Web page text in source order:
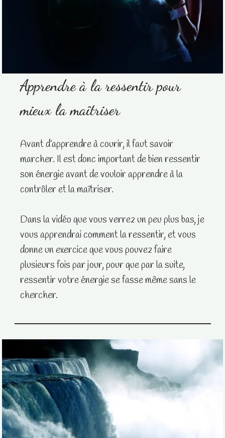
Apprendre à la ressentir pour
mieux la maîtriser
Avant d’apprendre à courir, il faut savoir
marcher. Il est donc important de bien ressentir
son énergie avant de vouloir apprendre à la
contrôler et la maîtriser.
Dans la vidéo que vous verrez un peu plus bas, je
vous apprendrai comment la ressentir, et vous
donne un exercice que vous pouvez faire
plusieurs fois par jour, pour que par la suite,
ressentir votre énergie se fasse même sans le
chercher.